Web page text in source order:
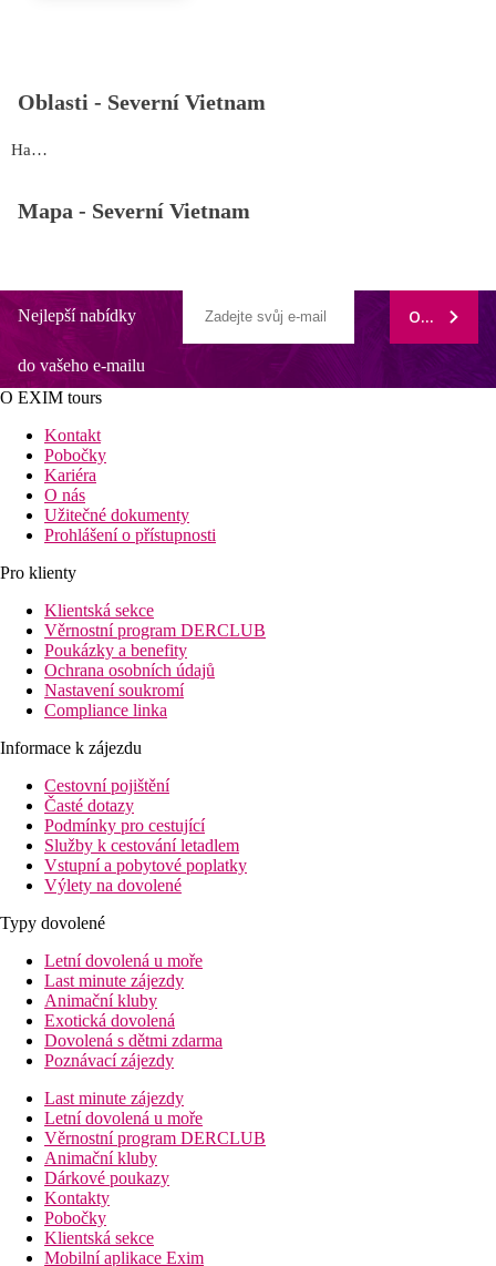
Oblasti - Severní Vietnam
Hanoi
Mapa - Severní Vietnam
Nejlepší nabídky
do vašeho e-mailu
ODEBÍRAT
O EXIM tours
Kontakt
Pobočky
Kariéra
O nás
Užitečné dokumenty
Prohlášení o přístupnosti
Pro klienty
Klientská sekce
Věrnostní program DERCLUB
Poukázky a benefity
Ochrana osobních údajů
Nastavení soukromí
Compliance linka
Informace k zájezdu
Cestovní pojištění
Časté dotazy
Podmínky pro cestující
Služby k cestování letadlem
Vstupní a pobytové poplatky
Výlety na dovolené
Typy dovolené
Letní dovolená u moře
Last minute zájezdy
Animační kluby
Exotická dovolená
Dovolená s dětmi zdarma
Poznávací zájezdy
Last minute zájezdy
Letní dovolená u moře
Věrnostní program DERCLUB
Animační kluby
Dárkové poukazy
Kontakty
Pobočky
Klientská sekce
Mobilní aplikace Exim